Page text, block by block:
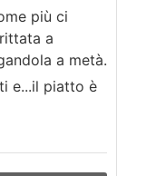
più ci
a
a metà.
e...il piatto è